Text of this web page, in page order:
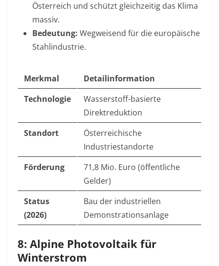
Österreich und schützt gleichzeitig das Klima
massiv.
Bedeutung: Wegweisend für die europäische
Stahlindustrie.
Merkmal
Detailinformation
Technologie
Wasserstoff-basierte
Direktreduktion
Standort
Österreichische
Industriestandorte
Förderung
71,8 Mio. Euro (öffentliche
Gelder)
Status
(2026)
Bau der industriellen
Demonstrationsanlage
8: Alpine Photovoltaik für
Winterstrom